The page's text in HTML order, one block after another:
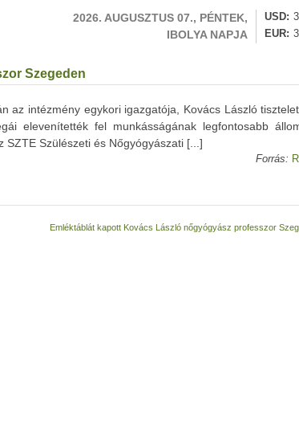
2026. AUGUSZTUS 07., PÉNTEK,
IBOLYA NAPJA
USD
EUR
Szegeden
az intézmény egykori igazgatója, Kovács László
elevenítették fel munkásságának legfontosabb
Szülészeti és Nőgyógyászati [...]
Forrás:
Emléktáblát kapott Kovács László nőgyógyász professzor